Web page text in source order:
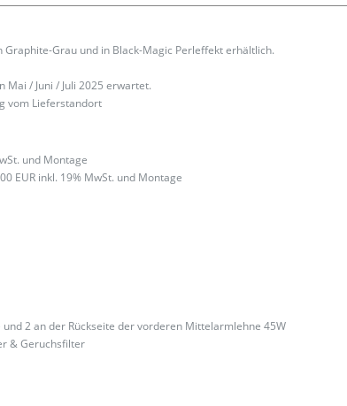
Grau und in Black-Magic Perleffekt erhältlich.
Mai / Juni / Juli 2025 erwartet.
vom Lieferstandort
und Montage
EUR inkl. 19% MwSt. und Montage
2 an der Rückseite der vorderen Mittelarmlehne 45W
& Geruchsfilter